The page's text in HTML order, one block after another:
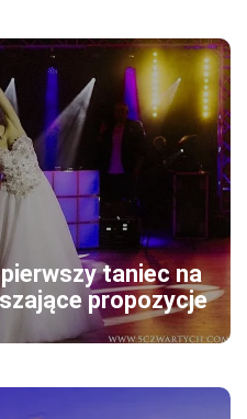
taniec na
propozycje